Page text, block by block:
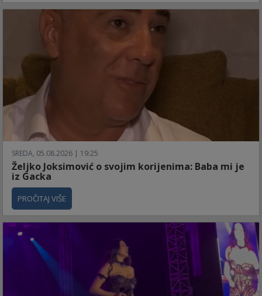
SREDA, 05.08.2026 | 19:25
Željko Joksimović o svojim korijenima: Baba mi je
iz Gacka
PROČITAJ VIŠE